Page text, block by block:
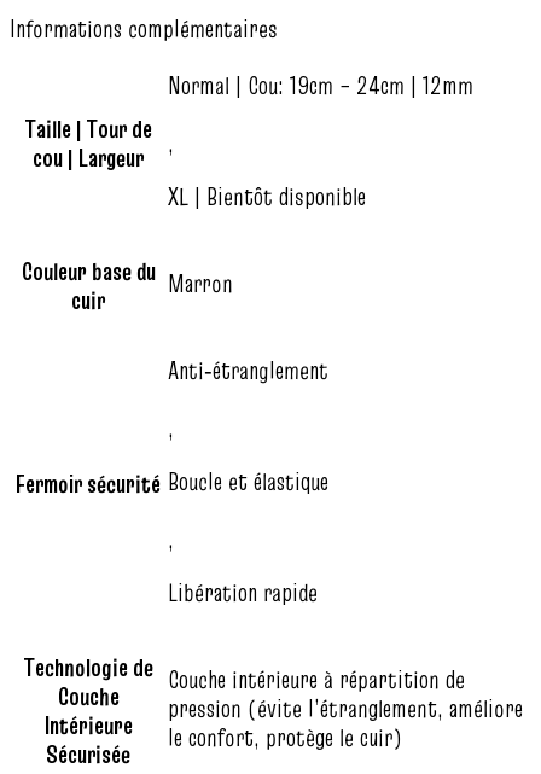
Informations complémentaires
Taille | Tour de
cou | Largeur
Normal | Cou: 19cm – 24cm | 12mm
,
XL | Bientôt disponible
Couleur base du
cuir
Marron
Fermoir sécurité
Anti‑étranglement
,
Boucle et élastique
,
Libération rapide
Technologie de
Couche
Intérieure
Sécurisée
Couche intérieure à répartition de
pression (évite l’étranglement, améliore
le confort, protège le cuir)